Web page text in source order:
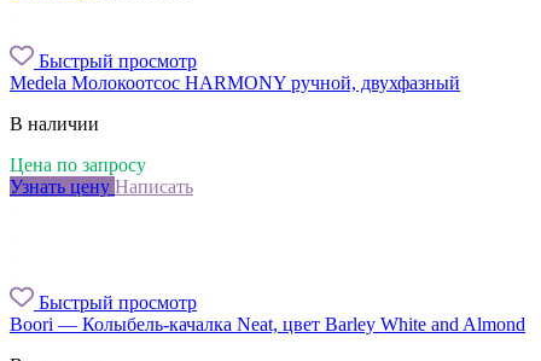
Быстрый просмотр
Medela Молокоотсос HARMONY ручной, двухфазный
В наличии
Цена по запросу
Узнать цену Написать
Быстрый просмотр
Boori — Колыбель-качалка Neat, цвет Barley White and Almond